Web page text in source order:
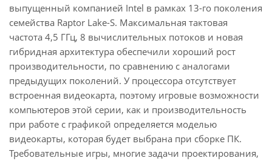
выпущенный компанией Intel в рамках 13-го поколения
семейства Raptor Lake-S. Максимальная тактовая
частота 4,5 ГГц, 8 вычислительных потоков и новая
гибридная архитектура обеспечили хороший рост
производительности, по сравнению с аналогами
предыдущих поколений. У процессора отсутствует
встроенная видеокарта, поэтому игровые возможности
компьютеров этой серии, как и производительность
при работе с графикой определяется моделью
видеокарты, которая будет выбрана при сборке ПК.
Требовательные игры, многие задачи проектирования,